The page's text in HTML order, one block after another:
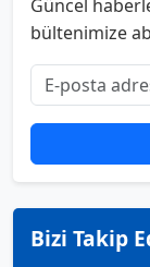
Güncel
bültenimize
Bizi Takip